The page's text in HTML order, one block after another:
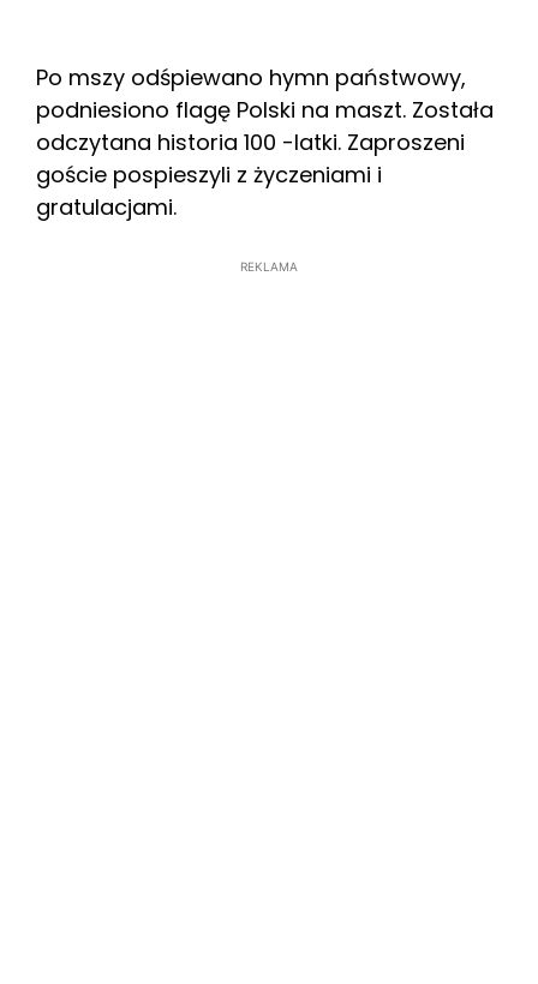
Po mszy odśpiewano hymn państwowy,
podniesiono flagę Polski na maszt. Została
odczytana historia 100 -latki. Zaproszeni
goście pospieszyli z życzeniami i
gratulacjami.
REKLAMA